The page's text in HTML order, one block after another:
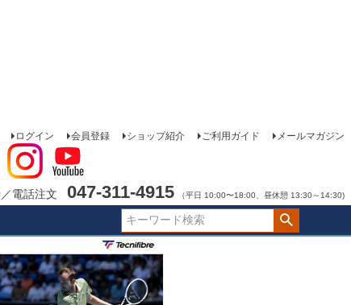
ログイン 会員登録 ショップ紹介 ご利用ガイド メールマガジン
電話注文 047-311-4915 （平日 10:00〜18:00、昼休憩 13:30～14:30)